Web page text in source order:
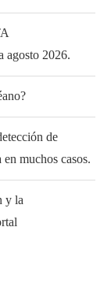
2026.
de
muchos casos.
y la